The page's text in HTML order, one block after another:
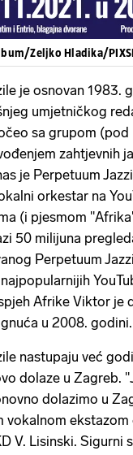
Zeljko Hladika/
je osnovan 1983.
umjetničkog
sa grupom (pod
zahtjevnih
je Perpetuum
orkestar na
(i pjesmom
50 milijuna
Perpetuum
Afrike Viktor je
u 2008. godini.
nastupaju već
dolaze u Zagreb.
dolazimo u
vokalnom
V. Lisinski. Sigurni